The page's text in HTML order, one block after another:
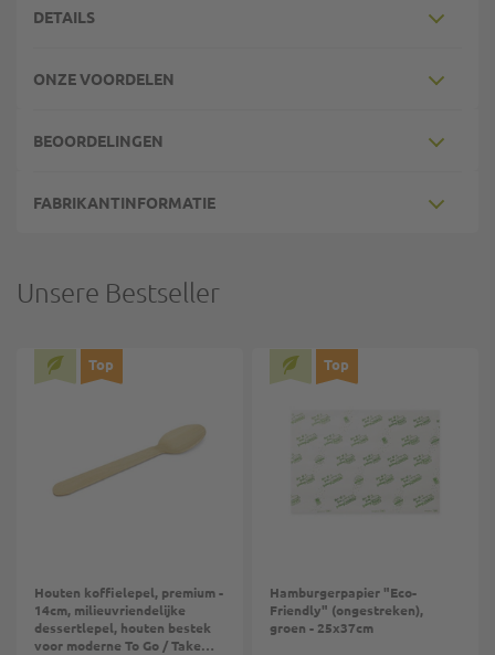
DETAILS
ONZE VOORDELEN
BEOORDELINGEN
FABRIKANTINFORMATIE
Unsere Bestseller
Top
Houten koffielepel, premium -
14cm, milieuvriendelijke
dessertlepel, houten bestek
voor moderne To Go / Take
Top
Hamburgerpapier "Eco-
Friendly" (ongestreken),
groen - 25x37cm